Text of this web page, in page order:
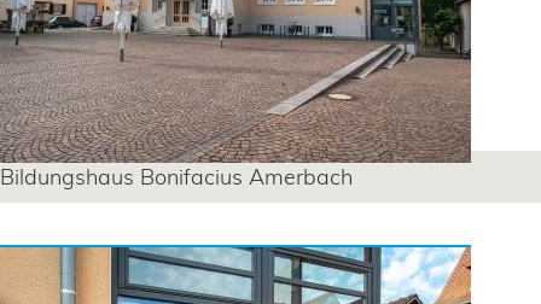
Bildungshaus Bonifacius Amerbach